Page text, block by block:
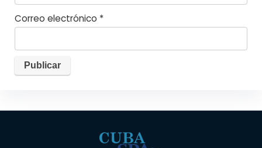
Correo electrónico *